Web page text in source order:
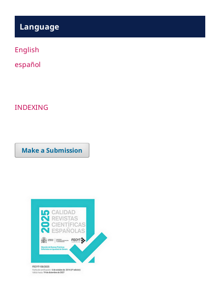
Language
English
español
INDEXING
Make a Submission